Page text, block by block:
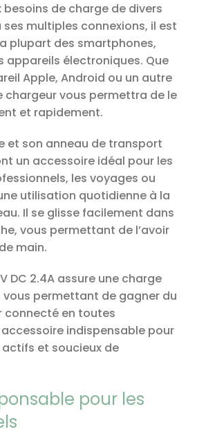
de charge de divers
multiples connexions, il est
plupart des smartphones,
électroniques. Que
Apple, Android ou un autre
chargeur vous permettra de le
et rapidement.
et son anneau de transport
un accessoire idéal pour les
les voyages ou
utilisation quotidienne à la
Il se glisse facilement dans
vous permettant de l’avoir
main.
DC 2.4A assure une charge
permettant de gagner du
connecté en toutes
indispensable pour
et soucieux de
pour les